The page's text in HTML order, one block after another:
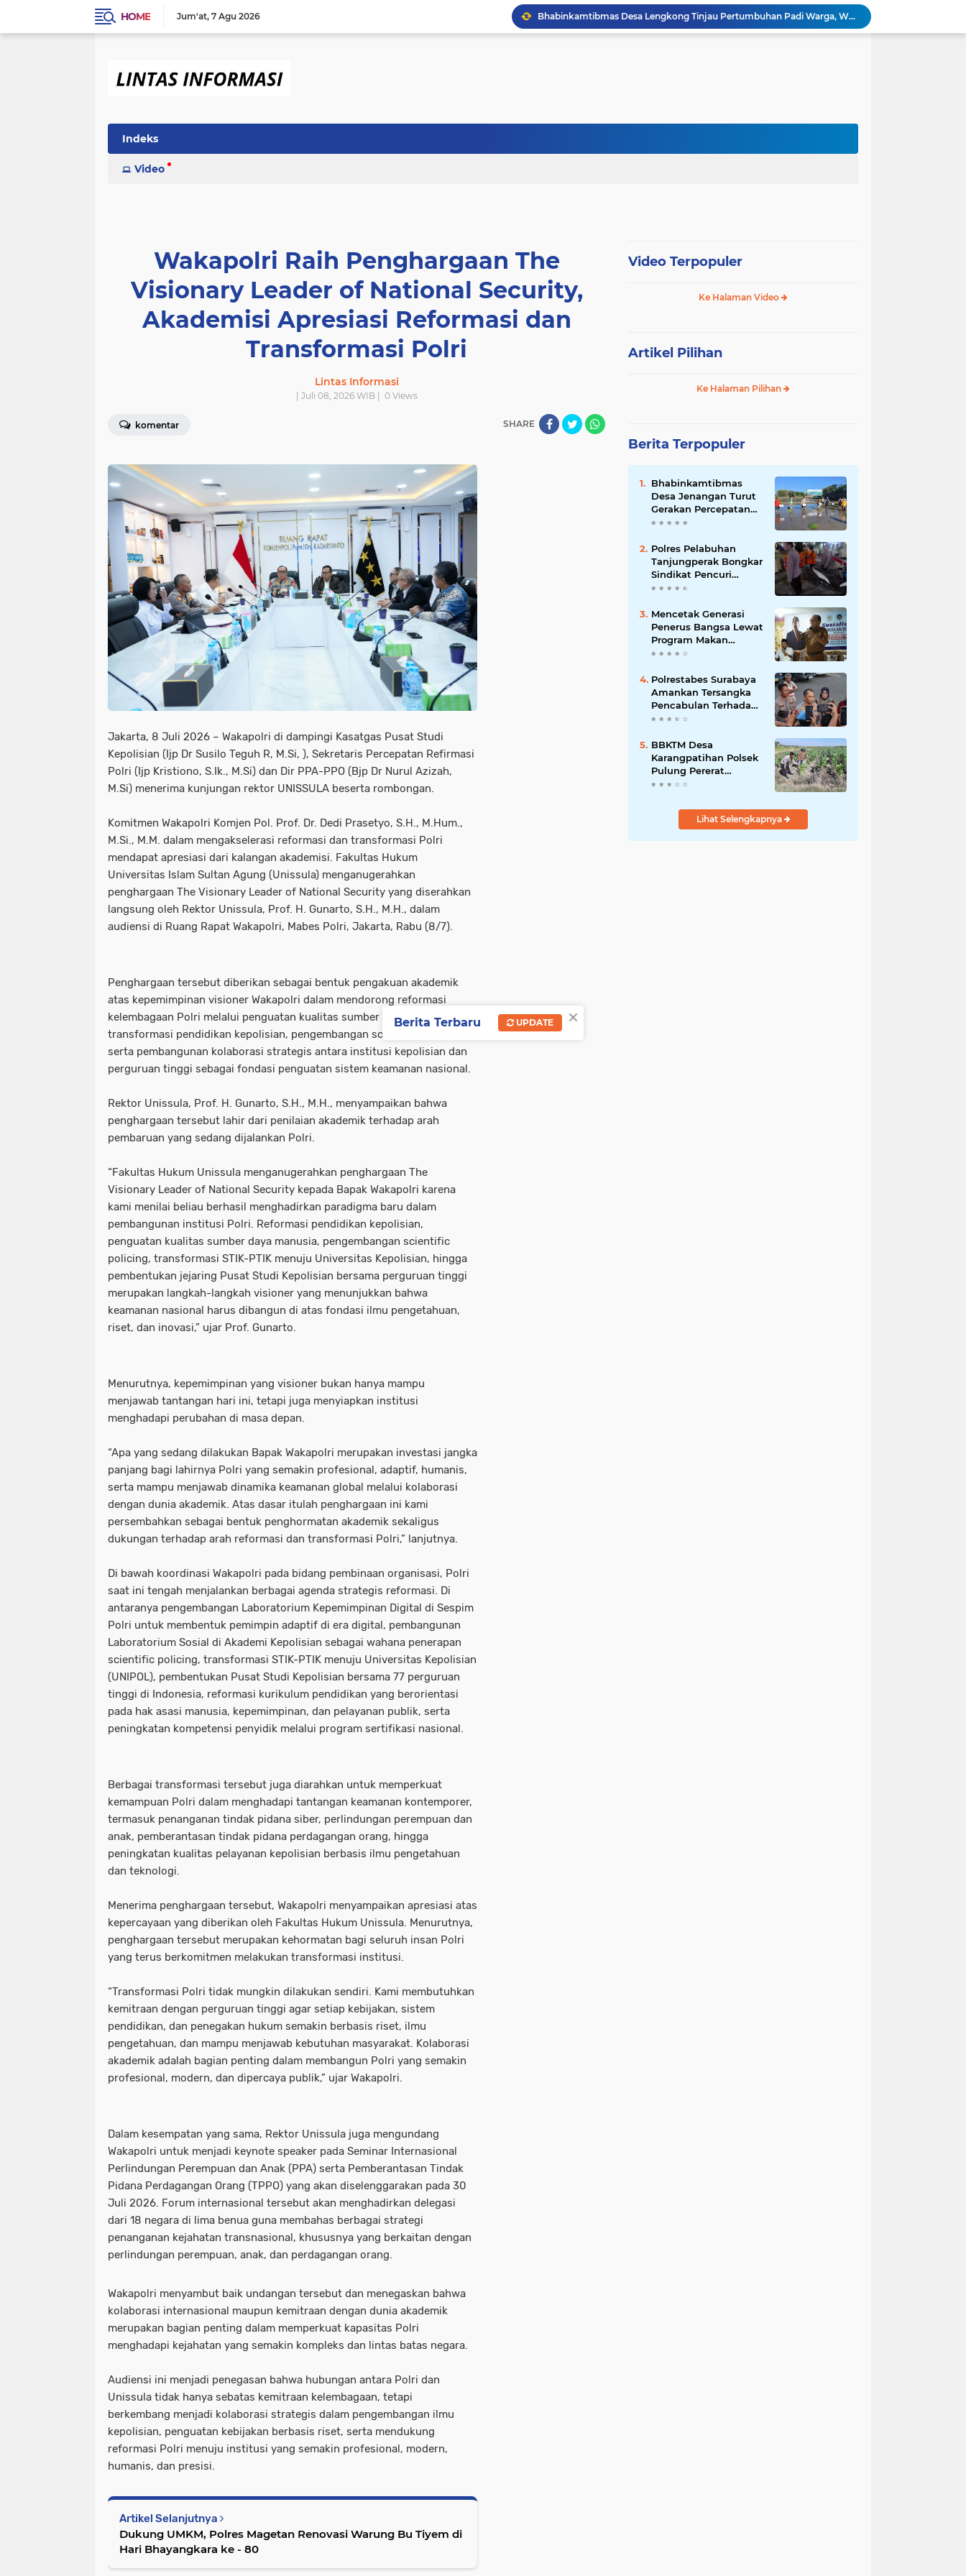
HOME Jum'at 7 Agu 2026
Bhabinkamtibmas Desa Lengkong Tinjau Pertumbuhan Padi Warga, Wujud Nyata Dukungan Polri bagi Ketahanan Pangan
Bhabinkamtibmas Desa Ngloning Polsek Slahung Pererat Kemitraan dengan Warga, Dukung Kamtibmas dan Ketahanan Pangan
Bhabinkamtibmas Desa Joresan Tinjau Gudang Beras Warga, Perkuat Sinergi Dukung Ketahanan Pangan
Indeks
Video
Wakapolri Raih Penghargaan The
Visionary Leader of National Security,
Akademisi Apresiasi Reformasi dan
Transformasi Polri
Lintas Informasi
| Juli 08, 2026 WIB | 0Views
komentar SHARE
Jakarta, 8 Juli 2026 – Wakapolri di dampingi Kasatgas Pusat Studi
Kepolisian (Ijp Dr Susilo Teguh R, M.Si, ), Sekretaris Percepatan Refirmasi
Polri (Ijp Kristiono, S.Ik., M.Si) dan Dir PPA-PPO (Bjp Dr Nurul Azizah,
M.Si) menerima kunjungan rektor UNISSULA beserta rombongan.
Komitmen Wakapolri Komjen Pol. Prof. Dr. Dedi Prasetyo, S.H., M.Hum.,
M.Si., M.M. dalam mengakselerasi reformasi dan transformasi Polri
mendapat apresiasi dari kalangan akademisi. Fakultas Hukum
Universitas Islam Sultan Agung (Unissula) menganugerahkan
penghargaan The Visionary Leader of National Security yang diserahkan
langsung oleh Rektor Unissula, Prof. H. Gunarto, S.H., M.H., dalam
audiensi di Ruang Rapat Wakapolri, Mabes Polri, Jakarta, Rabu (8/7).
Penghargaan tersebut diberikan sebagai bentuk pengakuan akademik
atas kepemimpinan visioner Wakapolri dalam mendorong reformasi
kelembagaan Polri melalui penguatan kualitas sumber daya manusia,
transformasi pendidikan kepolisian, pengembangan scientific policing,
serta pembangunan kolaborasi strategis antara institusi kepolisian dan
perguruan tinggi sebagai fondasi penguatan sistem keamanan nasional.
Rektor Unissula, Prof. H. Gunarto, S.H., M.H., menyampaikan bahwa
penghargaan tersebut lahir dari penilaian akademik terhadap arah
pembaruan yang sedang dijalankan Polri.
“Fakultas Hukum Unissula menganugerahkan penghargaan The
Visionary Leader of National Security kepada Bapak Wakapolri karena
kami menilai beliau berhasil menghadirkan paradigma baru dalam
pembangunan institusi Polri. Reformasi pendidikan kepolisian,
penguatan kualitas sumber daya manusia, pengembangan scientific
policing, transformasi STIK-PTIK menuju Universitas Kepolisian, hingga
pembentukan jejaring Pusat Studi Kepolisian bersama perguruan tinggi
merupakan langkah-langkah visioner yang menunjukkan bahwa
keamanan nasional harus dibangun di atas fondasi ilmu pengetahuan,
riset, dan inovasi,” ujar Prof. Gunarto.
Menurutnya, kepemimpinan yang visioner bukan hanya mampu
menjawab tantangan hari ini, tetapi juga menyiapkan institusi
menghadapi perubahan di masa depan.
“Apa yang sedang dilakukan Bapak Wakapolri merupakan investasi jangka
panjang bagi lahirnya Polri yang semakin profesional, adaptif, humanis,
serta mampu menjawab dinamika keamanan global melalui kolaborasi
dengan dunia akademik. Atas dasar itulah penghargaan ini kami
persembahkan sebagai bentuk penghormatan akademik sekaligus
dukungan terhadap arah reformasi dan transformasi Polri,” lanjutnya.
Di bawah koordinasi Wakapolri pada bidang pembinaan organisasi, Polri
saat ini tengah menjalankan berbagai agenda strategis reformasi. Di
antaranya pengembangan Laboratorium Kepemimpinan Digital di Sespim
Polri untuk membentuk pemimpin adaptif di era digital, pembangunan
Laboratorium Sosial di Akademi Kepolisian sebagai wahana penerapan
scientific policing, transformasi STIK-PTIK menuju Universitas Kepolisian
(UNIPOL), pembentukan Pusat Studi Kepolisian bersama 77 perguruan
tinggi di Indonesia, reformasi kurikulum pendidikan yang berorientasi
pada hak asasi manusia, kepemimpinan, dan pelayanan publik, serta
peningkatan kompetensi penyidik melalui program sertifikasi nasional.
Berbagai transformasi tersebut juga diarahkan untuk memperkuat
kemampuan Polri dalam menghadapi tantangan keamanan kontemporer,
termasuk penanganan tindak pidana siber, perlindungan perempuan dan
anak, pemberantasan tindak pidana perdagangan orang, hingga
peningkatan kualitas pelayanan kepolisian berbasis ilmu pengetahuan
dan teknologi.
Menerima penghargaan tersebut, Wakapolri menyampaikan apresiasi atas
kepercayaan yang diberikan oleh Fakultas Hukum Unissula. Menurutnya,
penghargaan tersebut merupakan kehormatan bagi seluruh insan Polri
yang terus berkomitmen melakukan transformasi institusi.
“Transformasi Polri tidak mungkin dilakukan sendiri. Kami membutuhkan
kemitraan dengan perguruan tinggi agar setiap kebijakan, sistem
pendidikan, dan penegakan hukum semakin berbasis riset, ilmu
pengetahuan, dan mampu menjawab kebutuhan masyarakat. Kolaborasi
akademik adalah bagian penting dalam membangun Polri yang semakin
profesional, modern, dan dipercaya publik,” ujar Wakapolri.
Dalam kesempatan yang sama, Rektor Unissula juga mengundang
Wakapolri untuk menjadi keynote speaker pada Seminar Internasional
Perlindungan Perempuan dan Anak (PPA) serta Pemberantasan Tindak
Pidana Perdagangan Orang (TPPO) yang akan diselenggarakan pada 30
Juli 2026. Forum internasional tersebut akan menghadirkan delegasi
dari 18 negara di lima benua guna membahas berbagai strategi
penanganan kejahatan transnasional, khususnya yang berkaitan dengan
perlindungan perempuan, anak, dan perdagangan orang.
Wakapolri menyambut baik undangan tersebut dan menegaskan bahwa
kolaborasi internasional maupun kemitraan dengan dunia akademik
merupakan bagian penting dalam memperkuat kapasitas Polri
menghadapi kejahatan yang semakin kompleks dan lintas batas negara.
Audiensi ini menjadi penegasan bahwa hubungan antara Polri dan
Unissula tidak hanya sebatas kemitraan kelembagaan, tetapi
berkembang menjadi kolaborasi strategis dalam pengembangan ilmu
kepolisian, penguatan kebijakan berbasis riset, serta mendukung
reformasi Polri menuju institusi yang semakin profesional, modern,
humanis, dan presisi.
Artikel Selanjutnya
Dukung UMKM, Polres Magetan Renovasi Warung Bu Tiyem di
Hari Bhayangkara ke - 80
Video Terpopuler
Ke Halaman Video
Artikel Pilihan
Ke Halaman Pilihan
Berita Terpopuler
Bhabinkamtibmas
Desa Jenangan Turut
Gerakan Percepatan
Tanam, Polri Siap
Pangan Kabupaten
Ponorogo
Polres Pelabuhan
Tanjungperak Bongkar
Sindikat Pencuri
Belasan Unit AC,
Diamankan
Mencetak Generasi
Penerus Bangsa Lewat
Program Makan
Bergizi Gratis
Polrestabes Surabaya
Amankan Tersangka
Pencabulan Terhadap
Tujuh Anak Dibawah
BBKTM Desa
Karangpatihan Polsek
Pulung Pererat
Silaturahmi Bersama
Kamtibmas yang
Lihat Selengkapnya
×
Berita Terbaru UPDATE